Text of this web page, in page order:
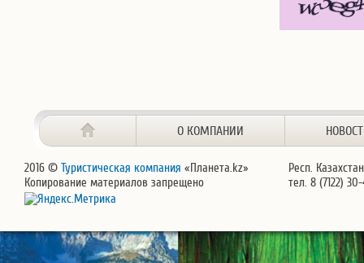
О КОМПАНИИ
2016 © Туристическая компания «Планета.kz»
Копирование материалов запрещено
Респ.
тел. 8 (7122)